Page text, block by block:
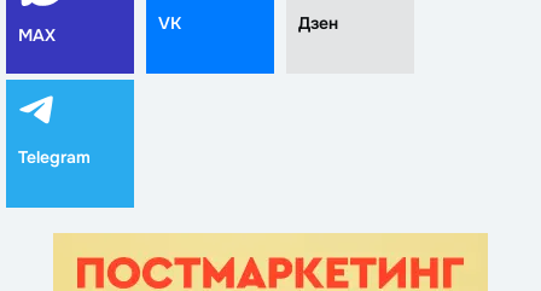
MAX
VK Дзен
Telegram